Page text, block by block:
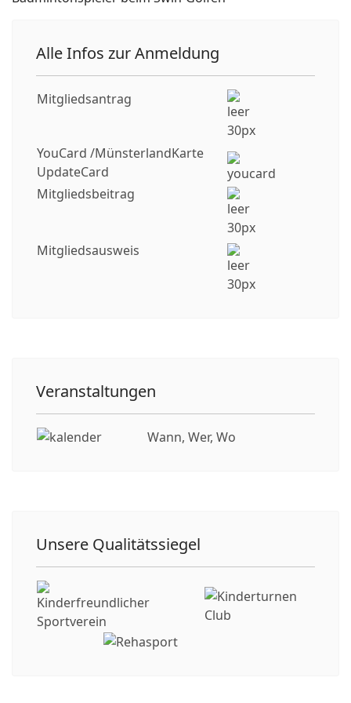
Alle Infos zur Anmeldung
Mitgliedsantrag
YouCard /MünsterlandKarte
UpdateCard
Mitgliedsbeitrag
Mitgliedsausweis
Veranstaltungen
Wann, Wer, Wo
Unsere Qualitätssiegel